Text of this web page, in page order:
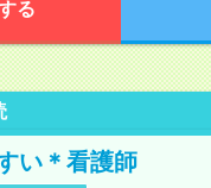
る
い＊看護師